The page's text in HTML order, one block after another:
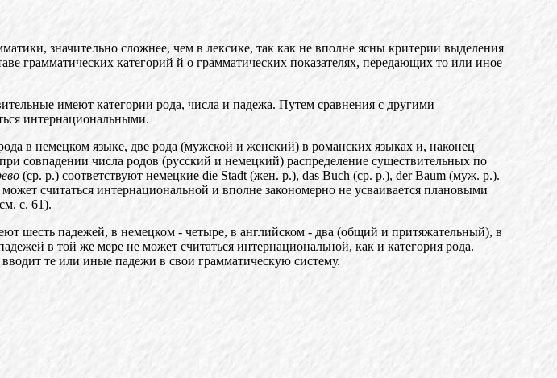
значительно сложнее, чем в лексике, так как не вполне ясны критерии выделения
грамматических категорий й о грамматических показателях, передающих то или иное
имеют категории рода, числа и падежа. Путем сравнения с другими
интернациональными.
в немецком языке, две рода (мужской и женский) в романских языках и, наконец
совпадении числа родов (русский и немецкий) распределение существительных по
(ср. р.) соответствуют немецкие die Stadt (жен. p.), das Buch (ср. p.), der Baum (муж. р.).
считаться интернациональной и вполне закономерно не усваивается плановыми
с. 61).
шесть падежей, в немецком - четыре, в английском - два (общий и притяжательный), в
в той же мере не может считаться интернациональной, как и категория рода.
те или иные падежи в свои грамматическую систему.